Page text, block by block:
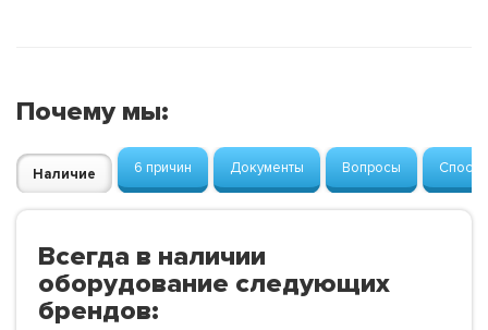
Почему мы:
Наличие 6 причин Документы Вопросы
Всегда в наличии
оборудование следующих
брендов: